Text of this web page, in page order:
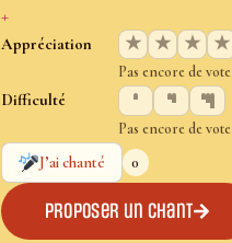
+
Appréciation ★ ★ ★ ★
Pas encore de vote
Difficulté
Pas encore de vote
J’ai chanté
0
Proposer un chant